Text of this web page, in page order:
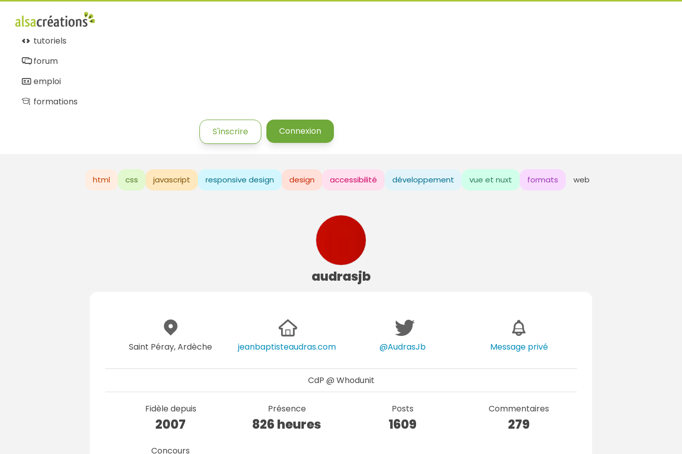
tutoriels
forum
emploi
formations
S'inscrire Connexion
html css javascript responsive design design accessibilité développement vue et nuxt formats web
audrasjb
Saint Péray, Ardèche jeanbaptisteaudras.com @AudrasJb Message privé
CdP @ Whodunit
Fidèle depuis
2007
Présence
826 heures
Posts
1609
Commentaires
279
Concours